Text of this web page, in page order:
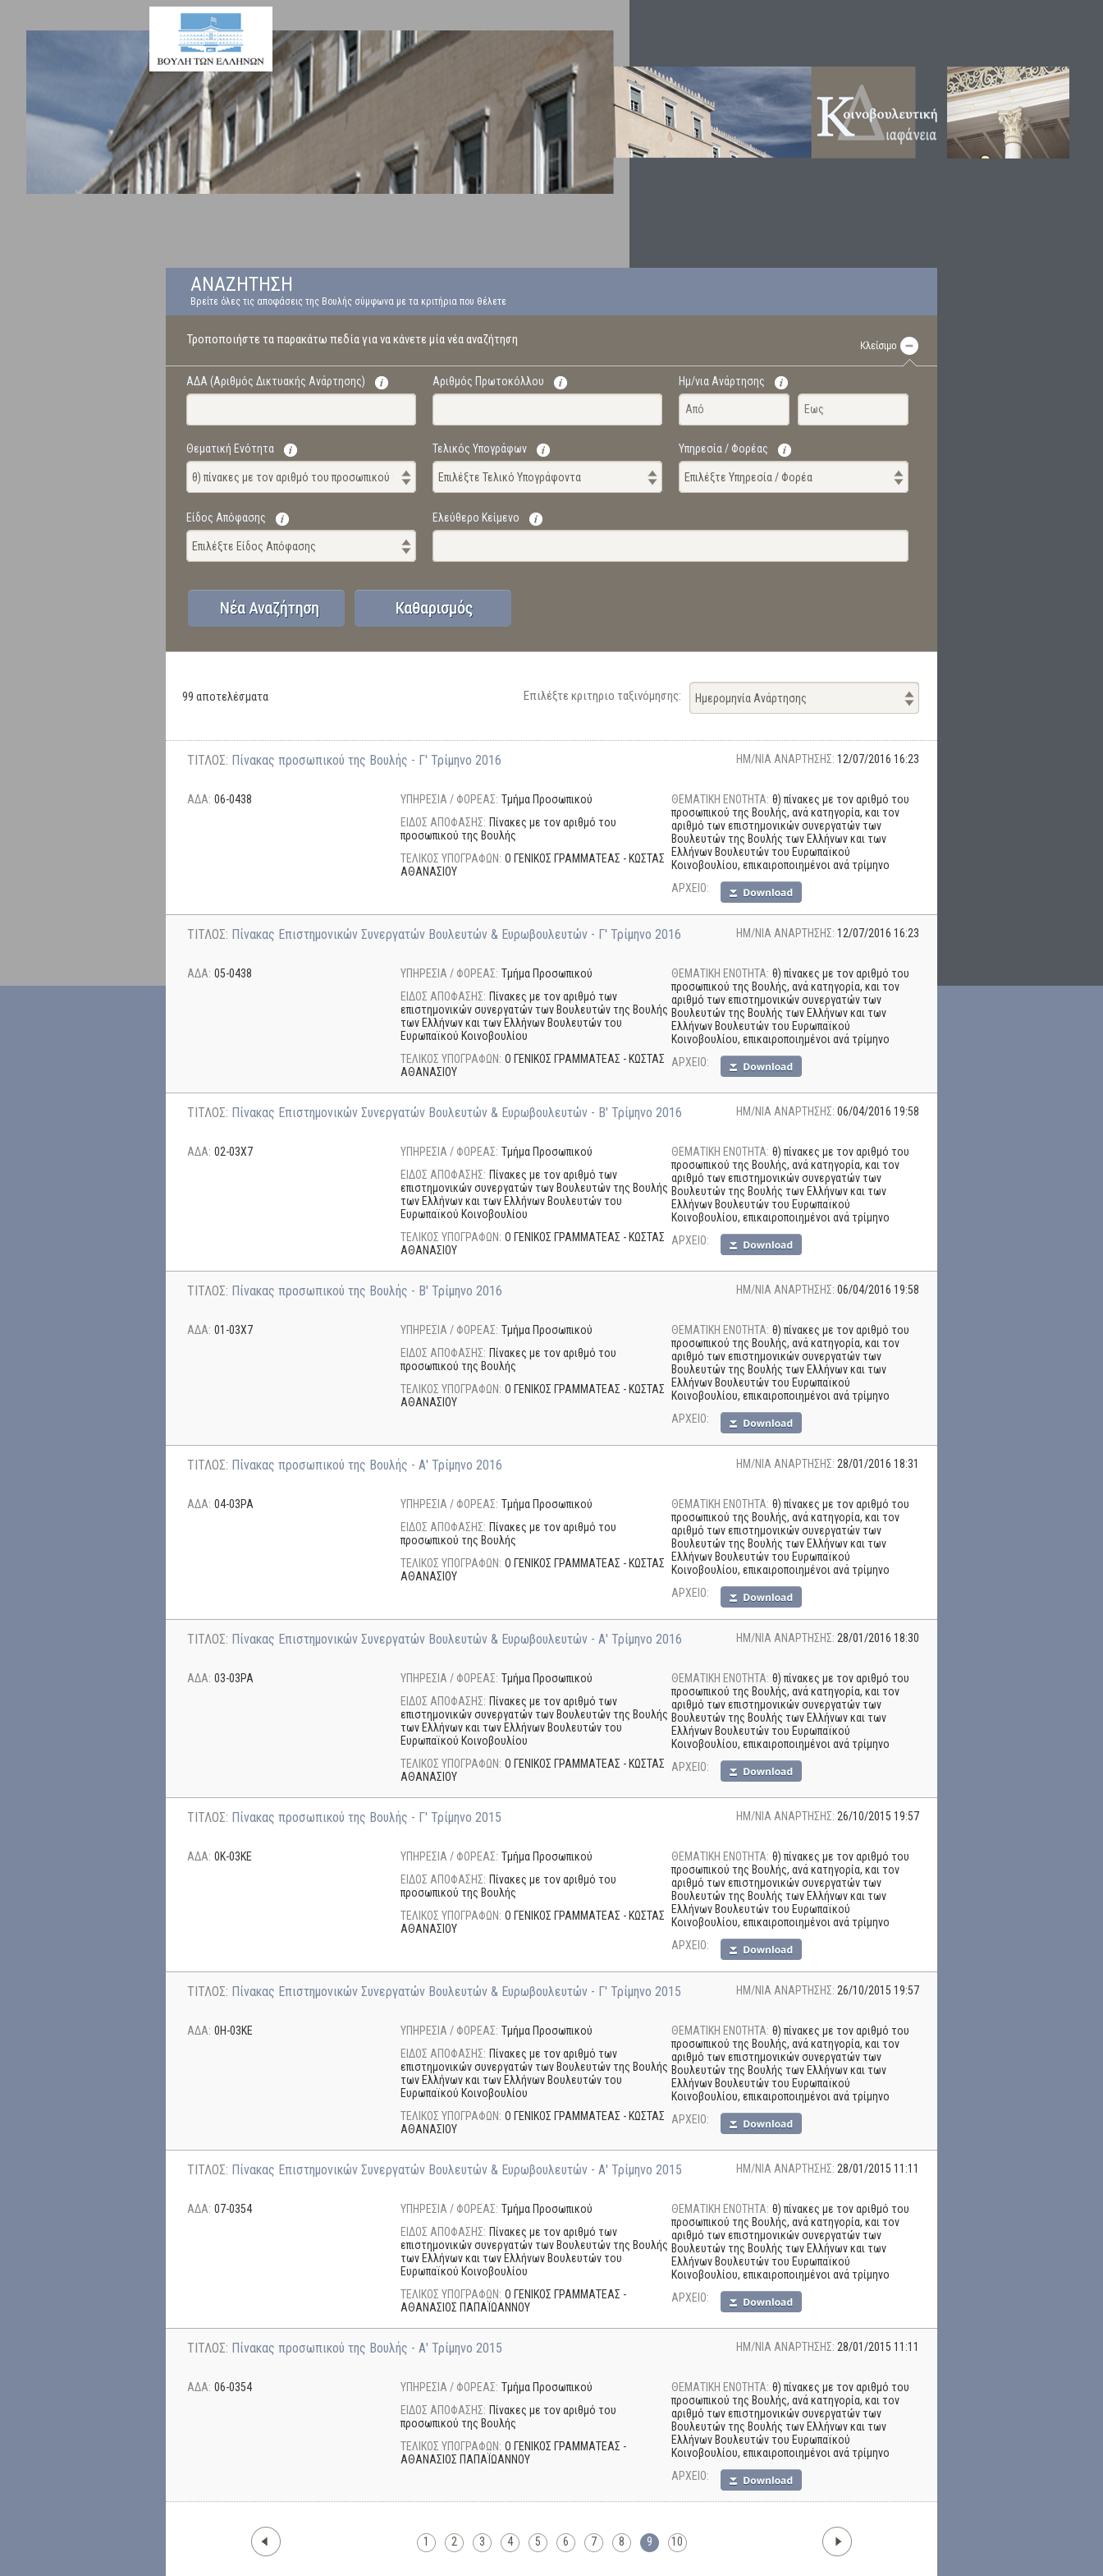
ΑΝΑΖΗΤΗΣΗ
Βρείτε όλες τις αποφάσεις της Βουλής σύμφωνα με τα κριτήρια που θέλετε
Τροποποιήστε τα παρακάτω πεδία για να κάνετε μία νέα αναζήτηση
ΑΔΑ (Αριθμός Δικτυακής Ανάρτησης) Αριθμός Πρωτοκόλλου Ημ/νια Ανάρτησης
Θεματική Ενότητα
θ) πίνακες με τον αριθμό του προσωπικού της Βουλής, ανά κατηγορία, και τον αριθμό των επιστημονικών συνεργατών των Βουλευτών της Βουλής των Ελλήνων και των Ελλήνων Βουλευτών
Τελικός Υπογράφων
Επιλέξτε Τελικό Υπογράφοντα
Υπηρεσία / Φορέας
Επιλέξτε Υπηρεσία / Φορέα
Είδος Απόφασης
Επιλέξτε Είδος Απόφασης
Ελεύθερο Κείμενο
99 αποτελέσματα Επιλέξτε κριτηριο ταξινόμησης: Ημερομηνία Ανάρτησης
ΤΙΤΛΟΣ: Πίνακας προσωπικού της Βουλής - Γ' Τρίμηνο 2016 ΗΜ/ΝΙΑ ΑΝΑΡΤΗΣΗΣ: 12/07/2016 16:23
ΑΔΑ: 06-0438 ΥΠΗΡΕΣΙΑ / ΦΟΡΕΑΣ: Τμήμα Προσωπικού
ΕΙΔΟΣ ΑΠΟΦΑΣΗΣ: Πίνακες με τον αριθμό του
προσωπικού της Βουλής
ΤΕΛΙΚΟΣ ΥΠΟΓΡΑΦΩΝ: Ο ΓΕΝΙΚΟΣ ΓΡΑΜΜΑΤΕΑΣ - ΚΩΣΤΑΣ
ΑΘΑΝΑΣΙΟΥ
ΘΕΜΑΤΙΚΗ ΕΝΟΤΗΤΑ: θ) πίνακες με τον αριθμό του
προσωπικού της Βουλής, ανά κατηγορία, και τον
αριθμό των επιστημονικών συνεργατών των
Βουλευτών της Βουλής των Ελλήνων και των
Ελλήνων Βουλευτών του Ευρωπαϊκού
Κοινοβουλίου, επικαιροποιημένοι ανά τρίμηνο
AΡΧΕΙΟ:
ΤΙΤΛΟΣ: Πίνακας Επιστημονικών Συνεργατών Βουλευτών & Ευρωβουλευτών - Γ' Τρίμηνο 2016 ΗΜ/ΝΙΑ ΑΝΑΡΤΗΣΗΣ: 12/07/2016 16:23
ΑΔΑ: 05-0438 ΥΠΗΡΕΣΙΑ / ΦΟΡΕΑΣ: Τμήμα Προσωπικού
ΕΙΔΟΣ ΑΠΟΦΑΣΗΣ: Πίνακες με τον αριθμό των
επιστημονικών συνεργατών των Βουλευτών της Βουλής
των Ελλήνων και των Ελλήνων Βουλευτών του
Ευρωπαϊκού Κοινοβουλίου
ΤΕΛΙΚΟΣ ΥΠΟΓΡΑΦΩΝ: Ο ΓΕΝΙΚΟΣ ΓΡΑΜΜΑΤΕΑΣ - ΚΩΣΤΑΣ
ΑΘΑΝΑΣΙΟΥ
ΘΕΜΑΤΙΚΗ ΕΝΟΤΗΤΑ: θ) πίνακες με τον αριθμό του
προσωπικού της Βουλής, ανά κατηγορία, και τον
αριθμό των επιστημονικών συνεργατών των
Βουλευτών της Βουλής των Ελλήνων και των
Ελλήνων Βουλευτών του Ευρωπαϊκού
Κοινοβουλίου, επικαιροποιημένοι ανά τρίμηνο
AΡΧΕΙΟ:
ΤΙΤΛΟΣ: Πίνακας Επιστημονικών Συνεργατών Βουλευτών & Ευρωβουλευτών - Β' Τρίμηνο 2016 ΗΜ/ΝΙΑ ΑΝΑΡΤΗΣΗΣ: 06/04/2016 19:58
ΑΔΑ: 02-03Χ7 ΥΠΗΡΕΣΙΑ / ΦΟΡΕΑΣ: Τμήμα Προσωπικού
ΕΙΔΟΣ ΑΠΟΦΑΣΗΣ: Πίνακες με τον αριθμό των
επιστημονικών συνεργατών των Βουλευτών της Βουλής
των Ελλήνων και των Ελλήνων Βουλευτών του
Ευρωπαϊκού Κοινοβουλίου
ΤΕΛΙΚΟΣ ΥΠΟΓΡΑΦΩΝ: Ο ΓΕΝΙΚΟΣ ΓΡΑΜΜΑΤΕΑΣ - ΚΩΣΤΑΣ
ΑΘΑΝΑΣΙΟΥ
ΘΕΜΑΤΙΚΗ ΕΝΟΤΗΤΑ: θ) πίνακες με τον αριθμό του
προσωπικού της Βουλής, ανά κατηγορία, και τον
αριθμό των επιστημονικών συνεργατών των
Βουλευτών της Βουλής των Ελλήνων και των
Ελλήνων Βουλευτών του Ευρωπαϊκού
Κοινοβουλίου, επικαιροποιημένοι ανά τρίμηνο
AΡΧΕΙΟ:
ΤΙΤΛΟΣ: Πίνακας προσωπικού της Βουλής - Β' Τρίμηνο 2016 ΗΜ/ΝΙΑ ΑΝΑΡΤΗΣΗΣ: 06/04/2016 19:58
ΑΔΑ: 01-03Χ7 ΥΠΗΡΕΣΙΑ / ΦΟΡΕΑΣ: Τμήμα Προσωπικού
ΕΙΔΟΣ ΑΠΟΦΑΣΗΣ: Πίνακες με τον αριθμό του
προσωπικού της Βουλής
ΤΕΛΙΚΟΣ ΥΠΟΓΡΑΦΩΝ: Ο ΓΕΝΙΚΟΣ ΓΡΑΜΜΑΤΕΑΣ - ΚΩΣΤΑΣ
ΑΘΑΝΑΣΙΟΥ
ΘΕΜΑΤΙΚΗ ΕΝΟΤΗΤΑ: θ) πίνακες με τον αριθμό του
προσωπικού της Βουλής, ανά κατηγορία, και τον
αριθμό των επιστημονικών συνεργατών των
Βουλευτών της Βουλής των Ελλήνων και των
Ελλήνων Βουλευτών του Ευρωπαϊκού
Κοινοβουλίου, επικαιροποιημένοι ανά τρίμηνο
AΡΧΕΙΟ:
ΤΙΤΛΟΣ: Πίνακας προσωπικού της Βουλής - Α' Τρίμηνο 2016 ΗΜ/ΝΙΑ ΑΝΑΡΤΗΣΗΣ: 28/01/2016 18:31
ΑΔΑ: 04-03ΡΑ ΥΠΗΡΕΣΙΑ / ΦΟΡΕΑΣ: Τμήμα Προσωπικού
ΕΙΔΟΣ ΑΠΟΦΑΣΗΣ: Πίνακες με τον αριθμό του
προσωπικού της Βουλής
ΤΕΛΙΚΟΣ ΥΠΟΓΡΑΦΩΝ: Ο ΓΕΝΙΚΟΣ ΓΡΑΜΜΑΤΕΑΣ - ΚΩΣΤΑΣ
ΑΘΑΝΑΣΙΟΥ
ΘΕΜΑΤΙΚΗ ΕΝΟΤΗΤΑ: θ) πίνακες με τον αριθμό του
προσωπικού της Βουλής, ανά κατηγορία, και τον
αριθμό των επιστημονικών συνεργατών των
Βουλευτών της Βουλής των Ελλήνων και των
Ελλήνων Βουλευτών του Ευρωπαϊκού
Κοινοβουλίου, επικαιροποιημένοι ανά τρίμηνο
AΡΧΕΙΟ:
ΤΙΤΛΟΣ: Πίνακας Επιστημονικών Συνεργατών Βουλευτών & Ευρωβουλευτών - Α' Τρίμηνο 2016 ΗΜ/ΝΙΑ ΑΝΑΡΤΗΣΗΣ: 28/01/2016 18:30
ΑΔΑ: 03-03ΡΑ ΥΠΗΡΕΣΙΑ / ΦΟΡΕΑΣ: Τμήμα Προσωπικού
ΕΙΔΟΣ ΑΠΟΦΑΣΗΣ: Πίνακες με τον αριθμό των
επιστημονικών συνεργατών των Βουλευτών της Βουλής
των Ελλήνων και των Ελλήνων Βουλευτών του
Ευρωπαϊκού Κοινοβουλίου
ΤΕΛΙΚΟΣ ΥΠΟΓΡΑΦΩΝ: Ο ΓΕΝΙΚΟΣ ΓΡΑΜΜΑΤΕΑΣ - ΚΩΣΤΑΣ
ΑΘΑΝΑΣΙΟΥ
ΘΕΜΑΤΙΚΗ ΕΝΟΤΗΤΑ: θ) πίνακες με τον αριθμό του
προσωπικού της Βουλής, ανά κατηγορία, και τον
αριθμό των επιστημονικών συνεργατών των
Βουλευτών της Βουλής των Ελλήνων και των
Ελλήνων Βουλευτών του Ευρωπαϊκού
Κοινοβουλίου, επικαιροποιημένοι ανά τρίμηνο
AΡΧΕΙΟ:
ΤΙΤΛΟΣ: Πίνακας προσωπικού της Βουλής - Γ' Τρίμηνο 2015 ΗΜ/ΝΙΑ ΑΝΑΡΤΗΣΗΣ: 26/10/2015 19:57
ΑΔΑ: 0Κ-03ΚΕ ΥΠΗΡΕΣΙΑ / ΦΟΡΕΑΣ: Τμήμα Προσωπικού
ΕΙΔΟΣ ΑΠΟΦΑΣΗΣ: Πίνακες με τον αριθμό του
προσωπικού της Βουλής
ΤΕΛΙΚΟΣ ΥΠΟΓΡΑΦΩΝ: Ο ΓΕΝΙΚΟΣ ΓΡΑΜΜΑΤΕΑΣ - ΚΩΣΤΑΣ
ΑΘΑΝΑΣΙΟΥ
ΘΕΜΑΤΙΚΗ ΕΝΟΤΗΤΑ: θ) πίνακες με τον αριθμό του
προσωπικού της Βουλής, ανά κατηγορία, και τον
αριθμό των επιστημονικών συνεργατών των
Βουλευτών της Βουλής των Ελλήνων και των
Ελλήνων Βουλευτών του Ευρωπαϊκού
Κοινοβουλίου, επικαιροποιημένοι ανά τρίμηνο
AΡΧΕΙΟ:
ΤΙΤΛΟΣ: Πίνακας Επιστημονικών Συνεργατών Βουλευτών & Ευρωβουλευτών - Γ' Τρίμηνο 2015 ΗΜ/ΝΙΑ ΑΝΑΡΤΗΣΗΣ: 26/10/2015 19:57
ΑΔΑ: 0Η-03ΚΕ ΥΠΗΡΕΣΙΑ / ΦΟΡΕΑΣ: Τμήμα Προσωπικού
ΕΙΔΟΣ ΑΠΟΦΑΣΗΣ: Πίνακες με τον αριθμό των
επιστημονικών συνεργατών των Βουλευτών της Βουλής
των Ελλήνων και των Ελλήνων Βουλευτών του
Ευρωπαϊκού Κοινοβουλίου
ΤΕΛΙΚΟΣ ΥΠΟΓΡΑΦΩΝ: Ο ΓΕΝΙΚΟΣ ΓΡΑΜΜΑΤΕΑΣ - ΚΩΣΤΑΣ
ΑΘΑΝΑΣΙΟΥ
ΘΕΜΑΤΙΚΗ ΕΝΟΤΗΤΑ: θ) πίνακες με τον αριθμό του
προσωπικού της Βουλής, ανά κατηγορία, και τον
αριθμό των επιστημονικών συνεργατών των
Βουλευτών της Βουλής των Ελλήνων και των
Ελλήνων Βουλευτών του Ευρωπαϊκού
Κοινοβουλίου, επικαιροποιημένοι ανά τρίμηνο
AΡΧΕΙΟ:
ΤΙΤΛΟΣ: Πίνακας Επιστημονικών Συνεργατών Βουλευτών & Ευρωβουλευτών - Α' Τρίμηνο 2015 ΗΜ/ΝΙΑ ΑΝΑΡΤΗΣΗΣ: 28/01/2015 11:11
ΑΔΑ: 07-0354 ΥΠΗΡΕΣΙΑ / ΦΟΡΕΑΣ: Τμήμα Προσωπικού
ΕΙΔΟΣ ΑΠΟΦΑΣΗΣ: Πίνακες με τον αριθμό των
επιστημονικών συνεργατών των Βουλευτών της Βουλής
των Ελλήνων και των Ελλήνων Βουλευτών του
Ευρωπαϊκού Κοινοβουλίου
ΤΕΛΙΚΟΣ ΥΠΟΓΡΑΦΩΝ: Ο ΓΕΝΙΚΟΣ ΓΡΑΜΜΑΤΕΑΣ -
ΑΘΑΝΑΣΙΟΣ ΠΑΠΑΪΩΑΝΝΟΥ
ΘΕΜΑΤΙΚΗ ΕΝΟΤΗΤΑ: θ) πίνακες με τον αριθμό του
προσωπικού της Βουλής, ανά κατηγορία, και τον
αριθμό των επιστημονικών συνεργατών των
Βουλευτών της Βουλής των Ελλήνων και των
Ελλήνων Βουλευτών του Ευρωπαϊκού
Κοινοβουλίου, επικαιροποιημένοι ανά τρίμηνο
AΡΧΕΙΟ:
ΤΙΤΛΟΣ: Πίνακας προσωπικού της Βουλής - Α' Τρίμηνο 2015 ΗΜ/ΝΙΑ ΑΝΑΡΤΗΣΗΣ: 28/01/2015 11:11
ΑΔΑ: 06-0354 ΥΠΗΡΕΣΙΑ / ΦΟΡΕΑΣ: Τμήμα Προσωπικού
ΕΙΔΟΣ ΑΠΟΦΑΣΗΣ: Πίνακες με τον αριθμό του
προσωπικού της Βουλής
ΤΕΛΙΚΟΣ ΥΠΟΓΡΑΦΩΝ: Ο ΓΕΝΙΚΟΣ ΓΡΑΜΜΑΤΕΑΣ -
ΑΘΑΝΑΣΙΟΣ ΠΑΠΑΪΩΑΝΝΟΥ
ΘΕΜΑΤΙΚΗ ΕΝΟΤΗΤΑ: θ) πίνακες με τον αριθμό του
προσωπικού της Βουλής, ανά κατηγορία, και τον
αριθμό των επιστημονικών συνεργατών των
Βουλευτών της Βουλής των Ελλήνων και των
Ελλήνων Βουλευτών του Ευρωπαϊκού
Κοινοβουλίου, επικαιροποιημένοι ανά τρίμηνο
AΡΧΕΙΟ:
1 2 3 4 5 6 7 8 9 10